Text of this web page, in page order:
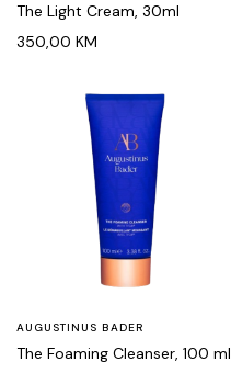
The Light Cream, 30ml
350,00 KM
AUGUSTINUS BADER
The Foaming Cleanser, 100 ml